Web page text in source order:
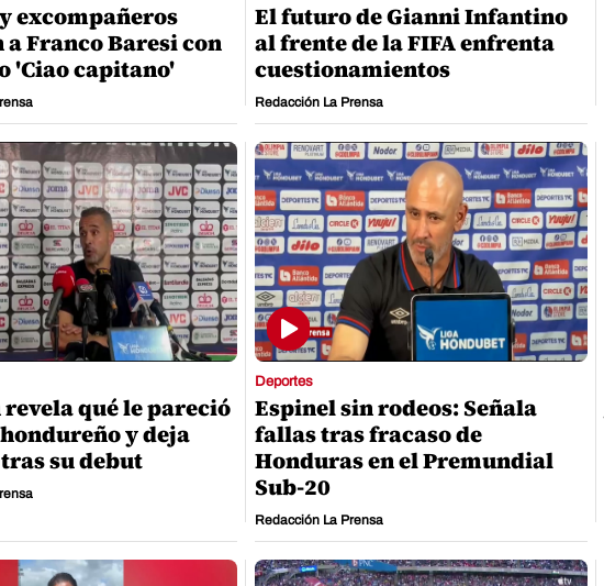
excompañeros
a Franco Baresi con
'Ciao capitano'
El futuro de Gianni Infantino
al frente de la FIFA enfrenta
cuestionamientos
Redacción La Prensa
qué le pareció
y deja
su debut
Deportes
Espinel sin rodeos: Señala
fallas tras fracaso de
Honduras en el Premundial
Sub-20
Redacción La Prensa